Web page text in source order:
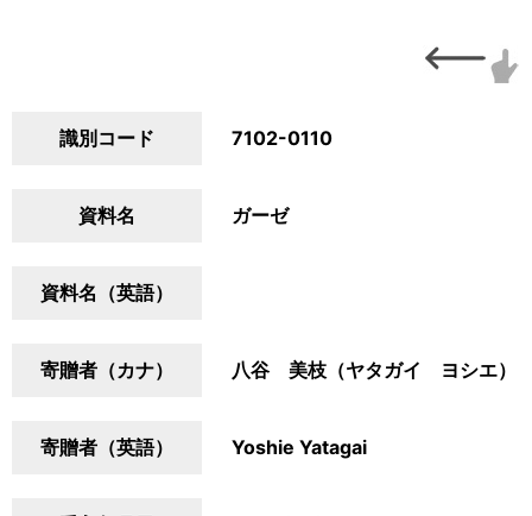
識別コード 7102-0110
資料名 ガーゼ
資料名（英語）
寄贈者（カナ） 八谷 美枝（ヤタガイ ヨシエ）
寄贈者（英語） Yoshie Yatagai